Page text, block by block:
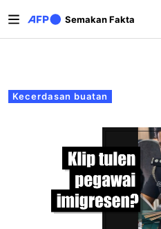
Semakan Fakta
Tab-tab utama
Kecerdasan buatan